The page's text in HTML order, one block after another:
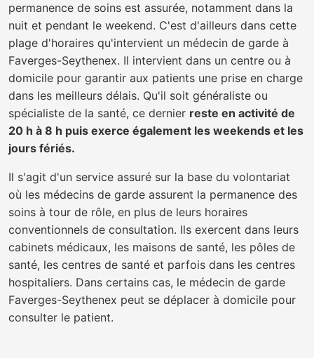
permanence de soins est assurée, notamment dans la
nuit et pendant le weekend. C'est d'ailleurs dans cette
plage d'horaires qu'intervient un médecin de garde à
Faverges-Seythenex. Il intervient dans un centre ou à
domicile pour garantir aux patients une prise en charge
dans les meilleurs délais. Qu'il soit généraliste ou
spécialiste de la santé, ce dernier reste en activité de
20 h à 8 h puis exerce également les weekends et les
jours fériés.
Il s'agit d'un service assuré sur la base du volontariat
où les médecins de garde assurent la permanence des
soins à tour de rôle, en plus de leurs horaires
conventionnels de consultation. Ils exercent dans leurs
cabinets médicaux, les maisons de santé, les pôles de
santé, les centres de santé et parfois dans les centres
hospitaliers. Dans certains cas, le médecin de garde
Faverges-Seythenex peut se déplacer à domicile pour
consulter le patient.